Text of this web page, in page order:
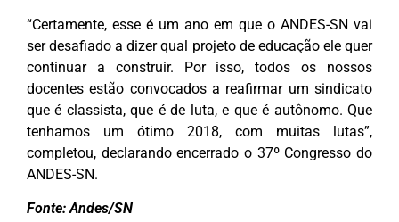
“Certamente, esse é um ano em que o ANDES-SN vai
ser desafiado a dizer qual projeto de educação ele quer
continuar a construir. Por isso, todos os nossos
docentes estão convocados a reafirmar um sindicato
que é classista, que é de luta, e que é autônomo. Que
tenhamos um ótimo 2018, com muitas lutas”,
completou, declarando encerrado o 37º Congresso do
ANDES-SN.
Fonte: Andes/SN